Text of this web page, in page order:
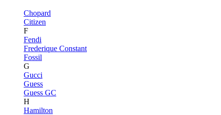
Chopard
Citizen
F
Fendi
Frederique Constant
Fossil
G
Gucci
Guess
Guess GC
H
Hamilton